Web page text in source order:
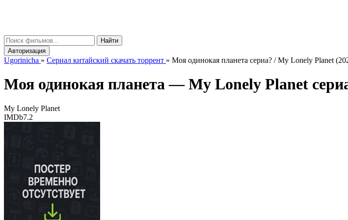
Найти
Авторизация
Ugorinicha » Сериал китайский скачать торрент » Моя одинокая планета сериа? / My Lonely Planet
Моя одинокая планета —My Lonely Planet
My Lonely Planet
IMDb7.2